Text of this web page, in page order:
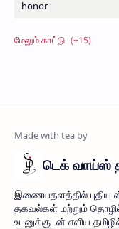
டெக் வாய்ஸ்
இணையதளத்தில் புதிய
தகவல்கள் மற்றும்
உடனுக்குடன் எளிய